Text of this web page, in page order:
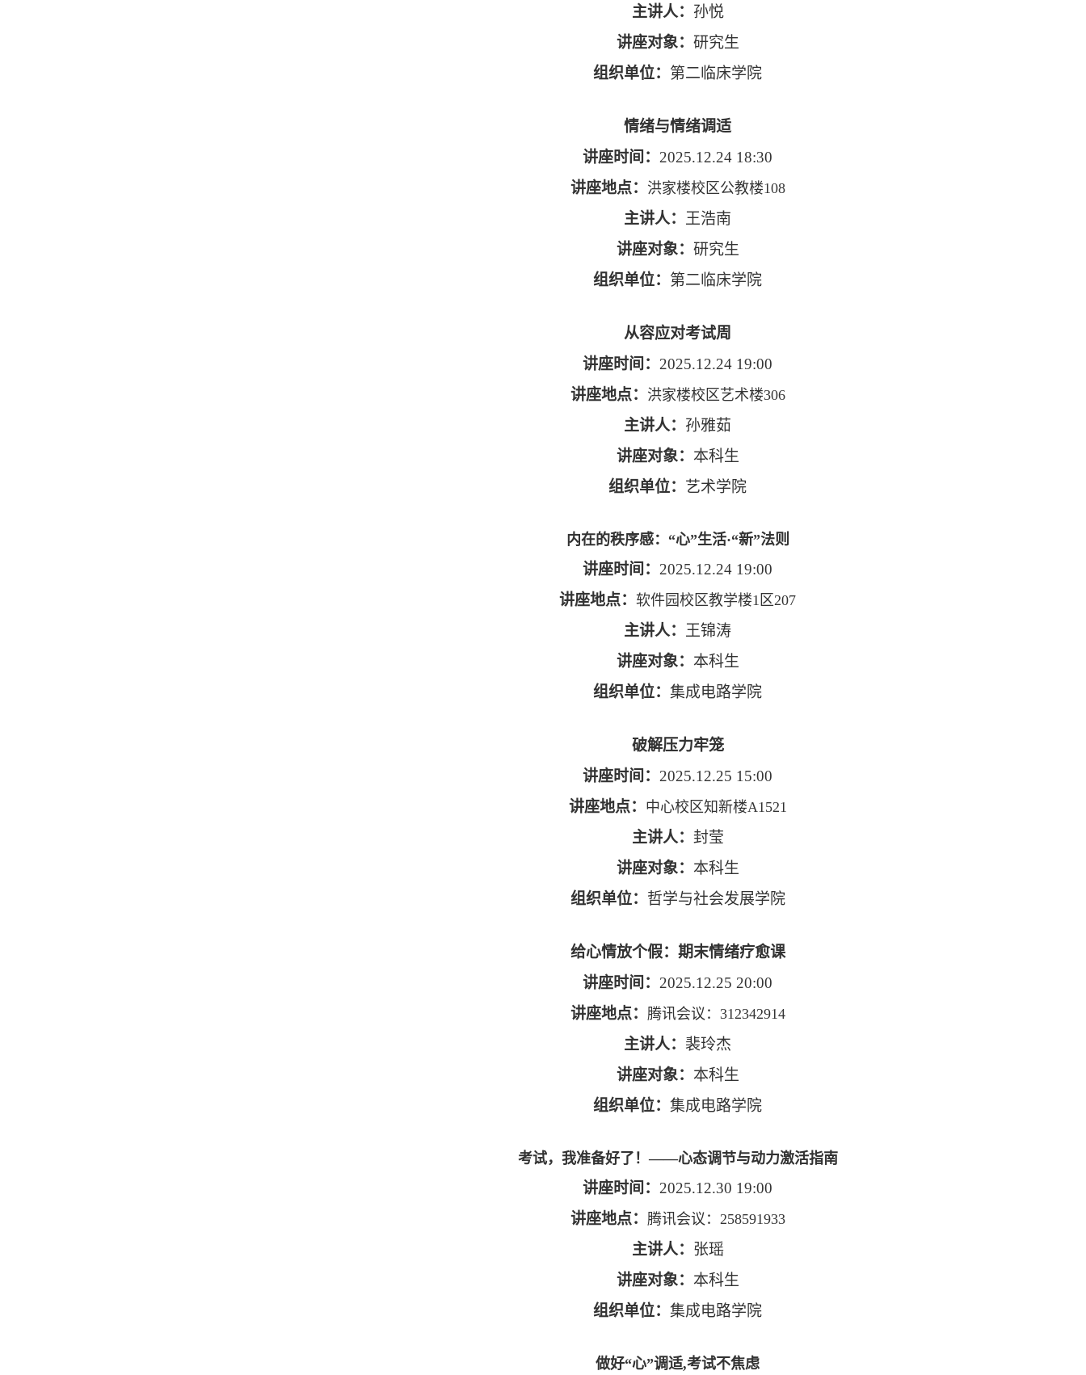
主讲人： 孙悦
讲座对象： 研究生
组织单位： 第二临床学院
情绪与情绪调适
讲座时间： 2025.12.24 18:30
讲座地点： 洪家楼校区公教楼108
主讲人： 王浩南
讲座对象： 研究生
组织单位： 第二临床学院
从容应对考试周
讲座时间： 2025.12.24 19:00
讲座地点： 洪家楼校区艺术楼306
主讲人： 孙雅茹
讲座对象： 本科生
组织单位： 艺术学院
内在的秩序感：“心”生活·“新”法则
讲座时间： 2025.12.24 19:00
讲座地点： 软件园校区教学楼1区207
主讲人： 王锦涛
讲座对象： 本科生
组织单位： 集成电路学院
破解压力牢笼
讲座时间： 2025.12.25 15:00
讲座地点： 中心校区知新楼A1521
主讲人： 封莹
讲座对象： 本科生
组织单位： 哲学与社会发展学院
给心情放个假：期末情绪疗愈课
讲座时间： 2025.12.25 20:00
讲座地点： 腾讯会议：312342914
主讲人： 裴玲杰
讲座对象： 本科生
组织单位： 集成电路学院
考试，我准备好了！——心态调节与动力激活指南
讲座时间： 2025.12.30 19:00
讲座地点： 腾讯会议：258591933
主讲人： 张瑶
讲座对象： 本科生
组织单位： 集成电路学院
做好“心”调适,考试不焦虑